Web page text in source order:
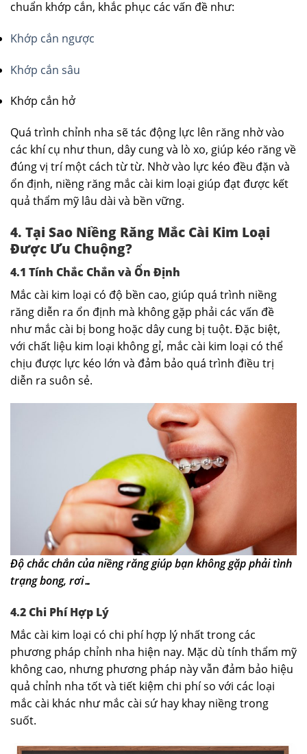
chuẩn khớp cắn, khắc phục các vấn đề như:
Khớp cắn ngược
Khớp cắn sâu
Khớp cắn hở
Quá trình chỉnh nha sẽ tác động lực lên răng nhờ vào
các khí cụ như thun, dây cung và lò xo, giúp kéo răng về
đúng vị trí một cách từ từ. Nhờ vào lực kéo đều đặn và
ổn định, niềng răng mắc cài kim loại giúp đạt được kết
quả thẩm mỹ lâu dài và bền vững.
4. Tại Sao Niềng Răng Mắc Cài Kim Loại
Được Ưu Chuộng?
4.1 Tính Chắc Chắn và Ổn Định
Mắc cài kim loại có độ bền cao, giúp quá trình niềng
răng diễn ra ổn định mà không gặp phải các vấn đề
như mắc cài bị bong hoặc dây cung bị tuột. Đặc biệt,
với chất liệu kim loại không gỉ, mắc cài kim loại có thể
chịu được lực kéo lớn và đảm bảo quá trình điều trị
diễn ra suôn sẻ.
Độ chắc chắn của niềng răng giúp bạn không gặp phải tình
trạng bong, rơi…
4.2 Chi Phí Hợp Lý
Mắc cài kim loại có chi phí hợp lý nhất trong các
phương pháp chỉnh nha hiện nay. Mặc dù tính thẩm mỹ
không cao, nhưng phương pháp này vẫn đảm bảo hiệu
quả chỉnh nha tốt và tiết kiệm chi phí so với các loại
mắc cài khác như mắc cài sứ hay khay niềng trong
suốt.